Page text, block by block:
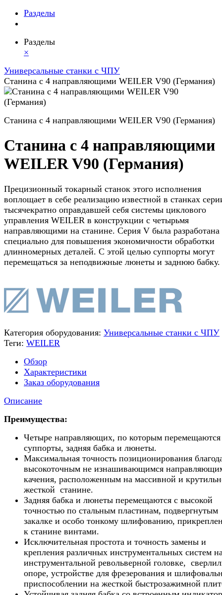
Разделы
Разделы
×
Универсальные станки с ЧПУ
Станина с 4 направляющими WEILER V90 (Германия)
Станина с 4 направляющими WEILER V90 (Германия)
Станина с 4 направляющими
WEILER V90 (Германия)
Прецизионный токарный станок этого исполнения
воплощает в себе реализацию известной в станках
тысячекратно оправдавшей себя системы циклового
управления WEILER в конструкции с четырьмя
направляющими на станине. Серия V была разработана
специально для повышения экономичности обработки
длинномерных деталей. С этой целью суппорты могут
перемещаться за неподвижные люнеты и заднюю бабку.
Категория оборудования: Универсальные станки с ЧПУ
Теги: WEILER
Обзор
Характеристики
Заказ оборудования
Описание
Преимущества:
Четыре направляющих, по которым перемещаются
суппорты, задняя бабка и люнеты.
Максимальная точность позиционирования
высокоточным не изнашивающимся
качения, расположенным на массивной и
жесткой станине.
Задняя бабка и люнеты перемещаются с высокой
точностью по стальным пластинам, подвергнутым
закалке и особо тонкому шлифованию,
к станине винтами.
Исключительная простота и точность замены и
крепления различных инструментальных систем
инструментальной револьверной головке,
опоре, устройстве для фрезерования и
приспособлении на жесткой быстрозажимной